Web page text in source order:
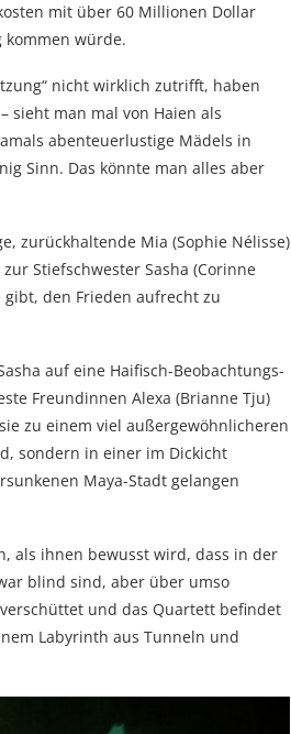
mit über 60 Millionen Dollar
kommen würde.
nicht wirklich zutrifft, haben
sieht man mal von Haien als
abenteuerlustige Mädels in
Sinn. Das könnte man alles aber
zurückhaltende Mia (Sophie Nélisse)
Stiefschwester Sasha (Corinne
gibt, den Frieden aufrecht zu
auf eine Haifisch-Beobachtungs-
Freundinnen Alexa (Brianne Tju)
zu einem viel außergewöhnlicheren
sondern in einer im Dickicht
Maya-Stadt gelangen
als ihnen bewusst wird, dass in der
blind sind, aber über umso
und das Quartett befindet
Labyrinth aus Tunneln und